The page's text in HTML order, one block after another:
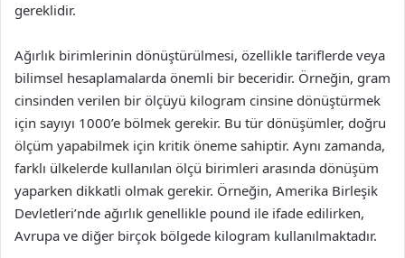
gereklidir.
Ağırlık birimlerinin dönüştürülmesi, özellikle tariflerde veya
bilimsel hesaplamalarda önemli bir beceridir. Örneğin, gram
cinsinden verilen bir ölçüyü kilogram cinsine dönüştürmek
için sayıyı 1000’e bölmek gerekir. Bu tür dönüşümler, doğru
ölçüm yapabilmek için kritik öneme sahiptir. Aynı zamanda,
farklı ülkelerde kullanılan ölçü birimleri arasında dönüşüm
yaparken dikkatli olmak gerekir. Örneğin, Amerika Birleşik
Devletleri’nde ağırlık genellikle pound ile ifade edilirken,
Avrupa ve diğer birçok bölgede kilogram kullanılmaktadır.